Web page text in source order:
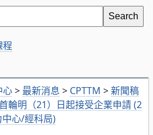
心> 最新消息 > CPTTM >新聞稿
輪明（21）日起接受企業申請 (2
心/經科局)
程